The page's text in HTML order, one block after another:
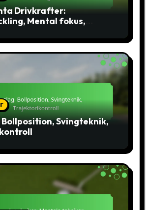
Drivkrafter:
Mental fokus,
Svingteknik,